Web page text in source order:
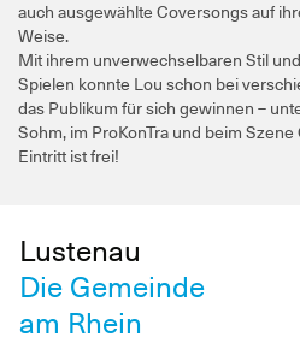
auch ausgewählte Coversongs auf
Weise.
Mit ihrem unverwechselbaren Stil
Spielen konnte Lou schon bei
das Publikum für sich gewinnen –
Sohm, im ProKonTra und beim
Eintritt ist frei!
Lustenau
Die Gemeinde
am Rhein